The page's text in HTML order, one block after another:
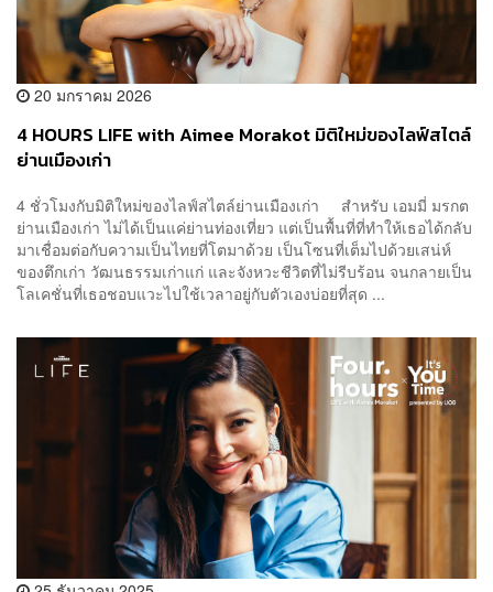
20 มกราคม 2026
4 HOURS LIFE with Aimee Morakot มิติใหม่ของไลฟ์สไตล์
ย่านเมืองเก่า
4 ชั่วโมงกับมิติใหม่ของไลฟ์สไตล์ย่านเมืองเก่า สำหรับ เอมมี่ มรกต
ย่านเมืองเก่า ไม่ได้เป็นแค่ย่านท่องเที่ยว แต่เป็นพื้นที่ที่ทำให้เธอได้กลับ
มาเชื่อมต่อกับความเป็นไทยที่โตมาด้วย เป็นโซนที่เต็มไปด้วยเสน่ห์
ของตึกเก่า วัฒนธรรมเก่าแก่ และจังหวะชีวิตที่ไม่รีบร้อน จนกลายเป็น
โลเคชั่นที่เธอชอบแวะไปใช้เวลาอยู่กับตัวเองบ่อยที่สุด ...